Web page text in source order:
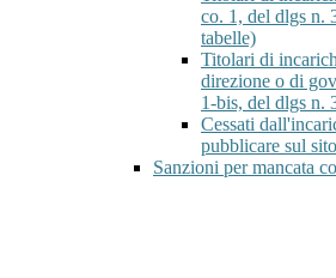
co. 1, del dlgs n.
tabelle)
Titolari di
direzione o di
1-bis, del dlgs n.
Cessati
pubblicare sul
Sanzioni per mancata